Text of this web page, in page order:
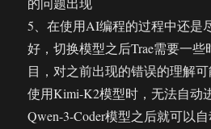
5、在使用AI编程的过程中还是
好，切换模型之后Trae需要一
目，对之前出现的错误的理解
使用Kimi-K2模型时，无法自动
Qwen-3-Coder模型之后就可以